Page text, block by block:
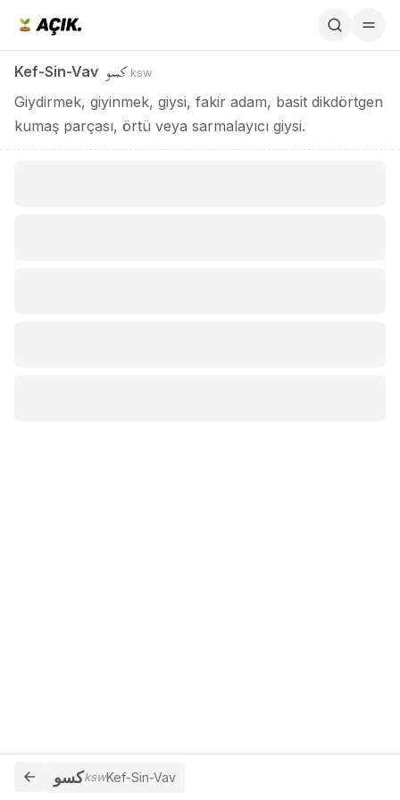
Kef-Sin-Vav كسو ksw
Giydirmek, giyinmek, giysi, fakir adam, basit dikdörtgen
kumaş parçası, örtü veya sarmalayıcı giysi.
كسوkswKef-Sin-Vav